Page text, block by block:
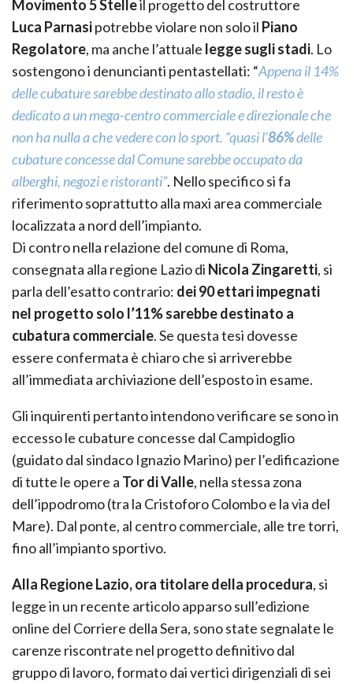
Movimento 5 Stelleil progetto del costruttore
Luca Parnasipotrebbe violare non solo il Piano
Regolatore, ma anche l’attuale legge sugli stadi. Lo
sostengono i denuncianti pentastellati: “Appena il 14%
delle cubature sarebbe destinato allo stadio, il resto è
dedicato a un mega-centro commerciale e direzionale che
non ha nulla a che vedere con lo sport. “quasi l’86%delle
cubature concesse dal Comune sarebbe occupato da
alberghi, negozi e ristoranti”. Nello specifico si fa
riferimento soprattutto alla maxi area commerciale
localizzata a nord dell’impianto.
Di contro nella relazione del comune di Roma,
consegnata alla regione Lazio di Nicola Zingaretti, si
parla dell’esatto contrario: dei 90 ettari impegnati
nel progetto solo l’11% sarebbe destinato a
cubatura commerciale. Se questa tesi dovesse
essere confermata è chiaro che si arriverebbe
all’immediata archiviazione dell’esposto in esame.
Gli inquirenti pertanto intendono verificare se sono in
eccesso le cubature concesse dal Campidoglio
(guidato dal sindaco Ignazio Marino) per l’edificazione
di tutte le opere a Tor di Valle, nella stessa zona
dell’ippodromo (tra la Cristoforo Colombo e la via del
Mare). Dal ponte, al centro commerciale, alle tre torri,
fino all’impianto sportivo.
Alla Regione Lazio, ora titolare della procedura, si
legge in un recente articolo apparso sull’edizione
online del Corriere della Sera, sono state segnalate le
carenze riscontrate nel progetto definitivo dal
gruppo di lavoro, formato dai vertici dirigenziali di sei